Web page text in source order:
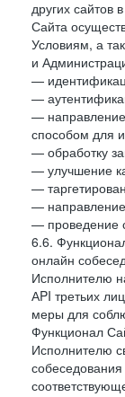
других
Сайта
Условиям, а
и
—
—
—
способом для
— обработку
— улучшение
—
—
— проведение
6.6.
онлайн
Исполнителю
АPI третьих
меры для
Функционал
Исполнителю